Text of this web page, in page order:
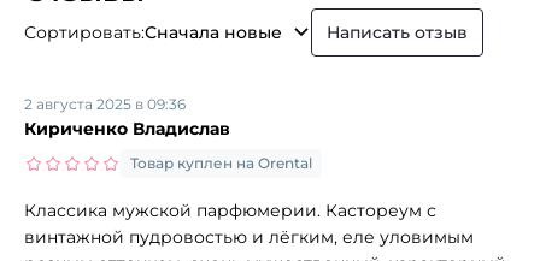
Сортировать:Сначала новые Написать отзыв
Кириченко Владислав
2 августа 2025 в 09:36
Товар куплен на Orental
Классика мужской парфюмерии. Кастореум с
винтажной пудровостью и лёгким, еле уловимым